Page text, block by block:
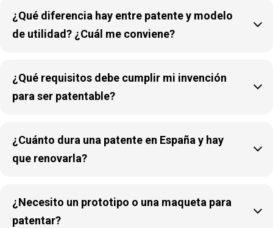
¿Qué diferencia hay entre patente y modelo
de utilidad? ¿Cuál me conviene?

¿Qué requisitos debe cumplir mi invención
para ser patentable?

¿Cuánto dura una patente en España y hay
que renovarla?

¿Necesito un prototipo o una maqueta para
patentar?
